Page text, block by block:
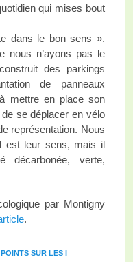
qui mises bout
dans le bon sens ».
nous n’ayons pas le
des parkings
de panneaux
mettre en place son
se déplacer en vélo
représentation. Nous
est leur sens, mais il
décarbonée, verte,
par Montigny
.
POINTS SUR LES I